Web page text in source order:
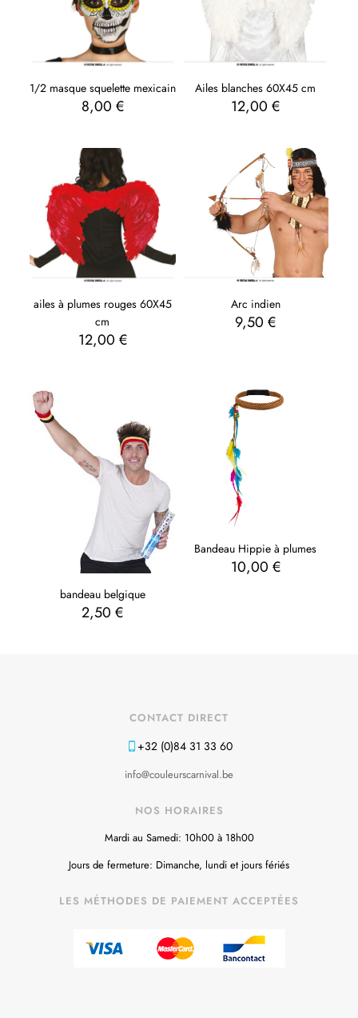
1/2 masque squelette mexicain
8,00 €
Ailes blanches 60X45 cm
12,00 €
ailes à plumes rouges 60X45
cm
12,00 €
Arc indien
9,50 €
bandeau belgique
2,50€
Bandeau Hippie à plumes
10,00 €
CONTACT DIRECT
+32 (0)84 31 33 60
info@couleurscarnival.be
NOS HORAIRES
Mardi au Samedi: 10h00 à 18h00
Jours de fermeture: Dimanche, lundi et jours fériés
LES MÉTHODES DE PAIEMENT ACCEPTÉES